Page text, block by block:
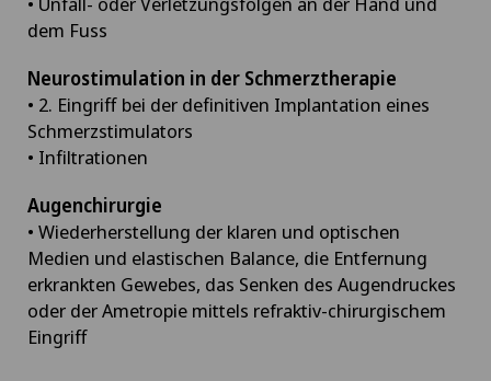
dem Fuss
Neurostimulation in der Schmerztherapie
• 2. Eingriff bei der definitiven Implantation eines
Schmerzstimulators
• Infiltrationen
Augenchirurgie
• Wiederherstellung der klaren und optischen
Medien und elastischen Balance, die Entfernung
erkrankten Gewebes, das Senken des Augendruckes
oder der Ametropie mittels refraktiv-chirurgischem
Eingriff